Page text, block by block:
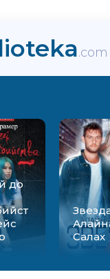
.com
до
Салах